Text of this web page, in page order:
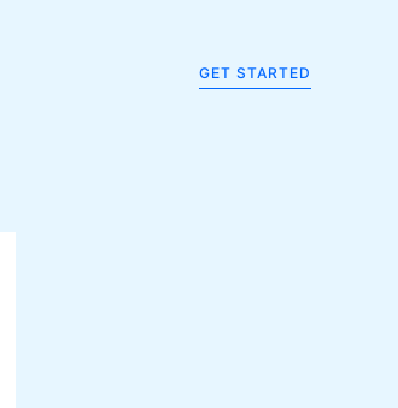
GET STARTED